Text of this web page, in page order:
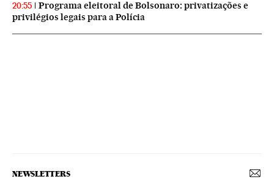
20:55
Programa eleitoral de Bolsonaro: privatizações e
privilégios legais para a Polícia
NEWSLETTERS